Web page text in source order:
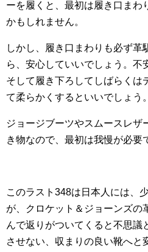
ーを履くと、最初は履き口まわ
かもしれません。
しかし、履き口まわりも必ず革
ら、安心していいでしょう。不
そして履き下ろしてしばらくは
て柔らかくするといいでしょう。
ジョージブーツやスムースレザ
き物なので、最初は我慢が必要
このラスト348は日本人には、
が、クロケット＆ジョーンズの
んで返りがついてくると不思議
させない、収まりの良い靴へと